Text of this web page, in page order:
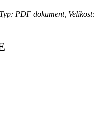
PDF dokument, Velikost: